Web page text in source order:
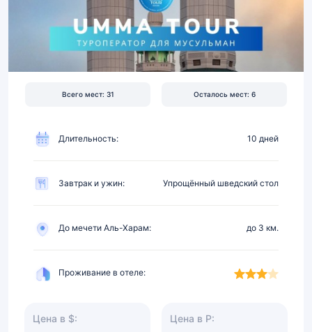
Всего мест: 31 Осталось мест: 6
Длительность: 10 дней
Завтрак и ужин: Упрощённый шведский стол
До мечети Аль-Харам: до 3 км.
Проживание в отеле:
Цена в $: Цена в Р:
3
питание